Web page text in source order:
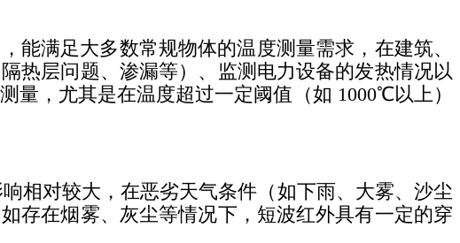
满足大多数常规物体的温度测量需求，在建筑、
热层问题、渗漏等）、监测电力设备的发热情况以
，尤其是在温度超过一定阈值（如 1000℃以上）
对较大，在恶劣天气条件（如下雨、大雾、沙尘
存在烟雾、灰尘等情况下，短波红外具有一定的穿